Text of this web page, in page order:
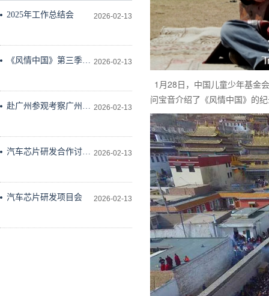
2025年工作总结会 2026-02-13
《风情中国》第三季工
出版社会议室举行
2026-02-13
赴广州参观考察广州维 2026-02-13
汽车芯片研发合作讨论 2026-02-13
汽车芯片研发项目会 2026-02-13
1月28日，中国儿童少年基金
问宝音介绍了《风情中国》的